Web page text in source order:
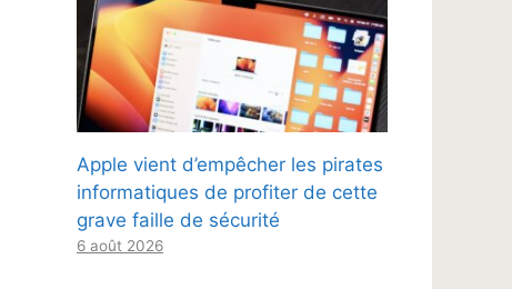
Apple vient d’empêcher les pirates
informatiques de profiter de cette
grave faille de sécurité
6 août 2026